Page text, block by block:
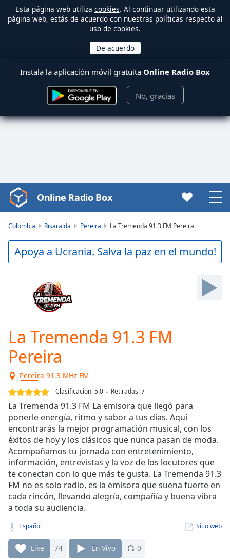
Esta página web utiliza cookies. Al continuar utilizando esta
página web, estás de acuerdo con nuestras políticas respecto al
uso de cookies.
Instala la aplicación móvil gratuita Online Radio Box
No, gracias
Video
Player
Play
Video
Current
Time0:00
Duration-:-
Loaded:
Stream
Type LIVE
Seek to
live,
currently
behind
liveLIVE
Remaining
Time-
1x
Rate
Chapters
Online Radio Box
Colombia Risaralda Pereira La Tremenda 91.3 FM Pereira
Apoya a Ucrania. Salva la paz en el mundo!
La Tremenda 91.3 FM
Pereira
Pereira 91.3 MHz FM
Clasificacion:5.0 Retiradas:7
La Tremenda 91.3 FM La emisora que llegó para
ponerle energía, ritmo y sabor a tus días. Aquí
encontrarás la mejor programación musical, con los
éxitos de hoy y los clásicos que nunca pasan de moda.
Acompañamos tu jornada con entretenimiento,
información, entrevistas y la voz de los locutores que
te conectan con lo que más te gusta. La Tremenda 91.3
FM no es solo radio, es la emisora que suena fuerte en
cada rincón, llevando alegría, compañía y buena vibra
a toda su audiencia.
Español Sitio web
Like 74 En Vivo 0